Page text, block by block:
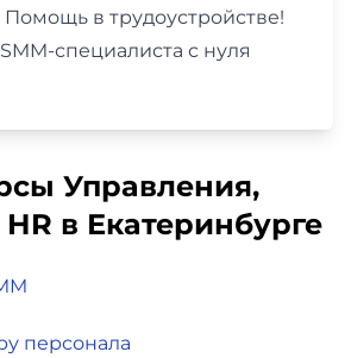
в трудоустройстве!
специалиста с нуля
Управления,
в Екатеринбурге
персонала